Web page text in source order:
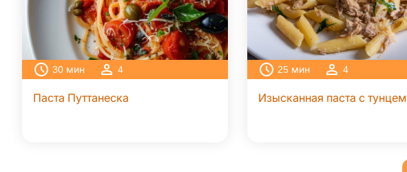
30 мин 4
Паста Путтанеска
25 мин 4
Изысканная паста с тунцем